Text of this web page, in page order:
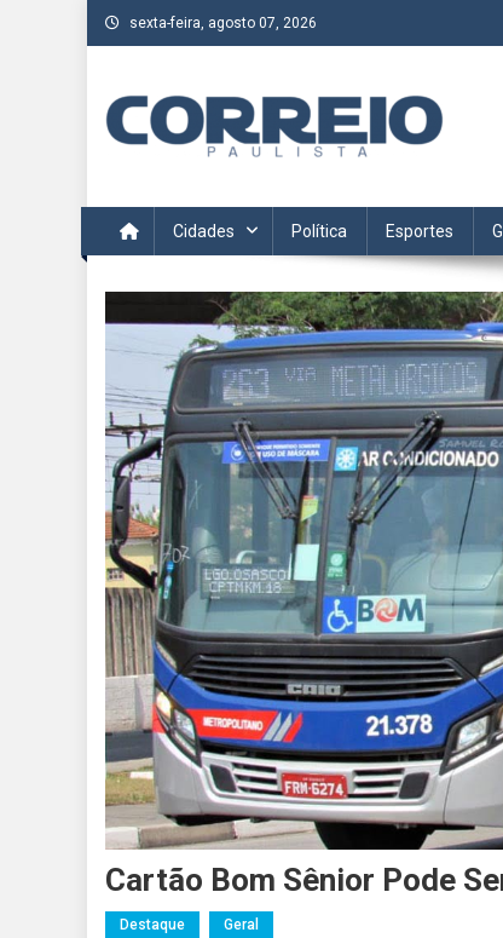
Skip
to
sexta-feira, agosto 07, 2026
Acompanhe as últimas notícias da região no
Cidades Política Esportes
Cartão Bom Sênior Pode
Destaque Geral